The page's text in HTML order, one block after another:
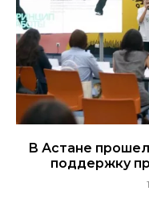
В Астане
поддержку